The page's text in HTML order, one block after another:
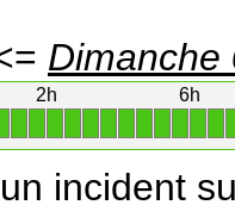
Dimanche
2h
6h
incident